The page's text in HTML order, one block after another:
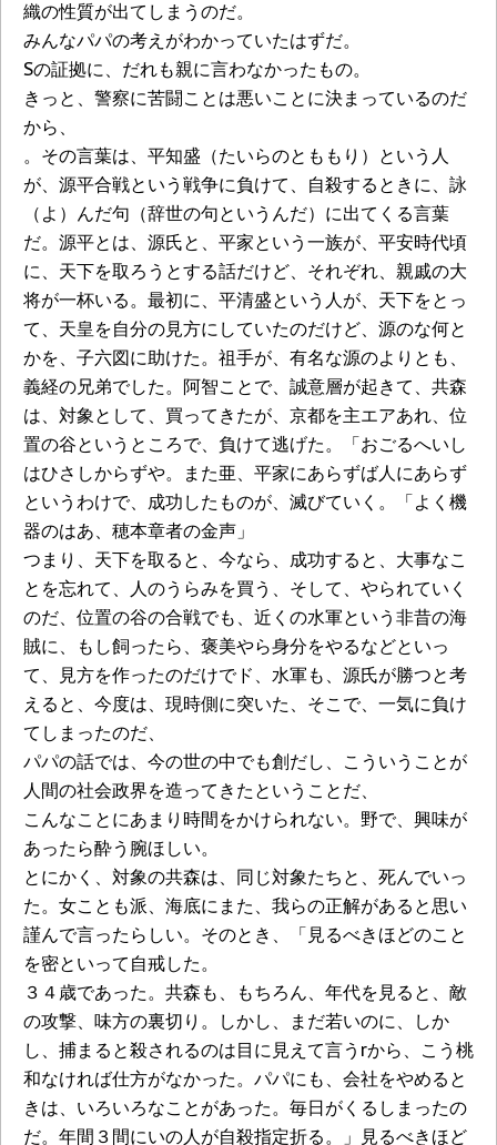
織の性質が出てしまうのだ。
みんなパパの考えがわかっていたはずだ。
Sの証拠に、だれも親に言わなかったもの。
きっと、警察に苦闘ことは悪いことに決まっているのだ
から、
。その言葉は、平知盛（たいらのとももり）という人
が、源平合戦という戦争に負けて、自殺するときに、詠
（よ）んだ句（辞世の句というんだ）に出てくる言葉
だ。源平とは、源氏と、平家という一族が、平安時代頃
に、天下を取ろうとする話だけど、それぞれ、親戚の大
将が一杯いる。最初に、平清盛という人が、天下をとっ
て、天皇を自分の見方にしていたのだけど、源のな何と
かを、子六図に助けた。祖手が、有名な源のよりとも、
義経の兄弟でした。阿智ことで、誠意層が起きて、共森
は、対象として、買ってきたが、京都を主エアあれ、位
置の谷というところで、負けて逃げた。「おごるへいし
はひさしからずや。また亜、平家にあらずば人にあらず
というわけで、成功したものが、滅びていく。「よく機
器のはあ、穂本章者の金声」
つまり、天下を取ると、今なら、成功すると、大事なこ
とを忘れて、人のうらみを買う、そして、やられていく
のだ、位置の谷の合戦でも、近くの水軍という非昔の海
賊に、もし飼ったら、褒美やら身分をやるなどといっ
て、見方を作ったのだけでド、水軍も、源氏が勝つと考
えると、今度は、現時側に突いた、そこで、一気に負け
てしまったのだ、
パパの話では、今の世の中でも創だし、こういうことが
人間の社会政界を造ってきたということだ、
こんなことにあまり時間をかけられない。野で、興味が
あったら酔う腕ほしい。
とにかく、対象の共森は、同じ対象たちと、死んでいっ
た。女ことも派、海底にまた、我らの正解があると思い
謹んで言ったらしい。そのとき、「見るべきほどのこと
を密といって自戒した。
３４歳であった。共森も、もちろん、年代を見ると、敵
の攻撃、味方の裏切り。しかし、まだ若いのに、しか
し、捕まると殺されるのは目に見えて言うrから、こう桃
和なければ仕方がなかった。パパにも、会社をやめると
きは、いろいろなことがあった。毎日がくるしまったの
だ。年間３間にいの人が自殺指定折る。」見るべきほど